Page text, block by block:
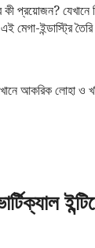
প্রয়োজন? যেখানে
মেগা-ইন্ডাস্ট্রি
আকরিক লোহা ও